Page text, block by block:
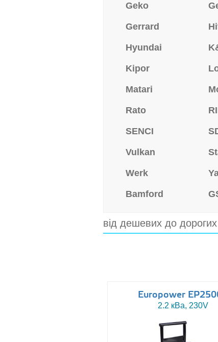
Geko
Gerrard
Hyundai
Kipor
Matari
Rato
SENCI
Vulkan
Werk
Bamford
від дешевих до дорогих
Europower
2.2 кВа, 230V